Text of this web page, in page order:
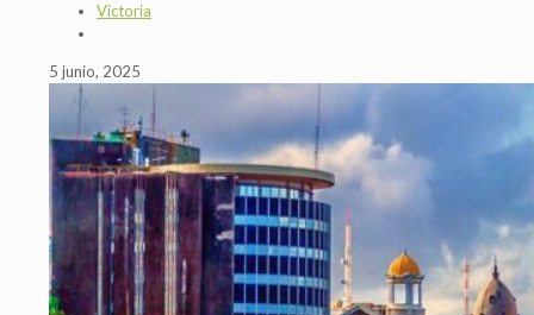
Victoria
5 junio, 2025